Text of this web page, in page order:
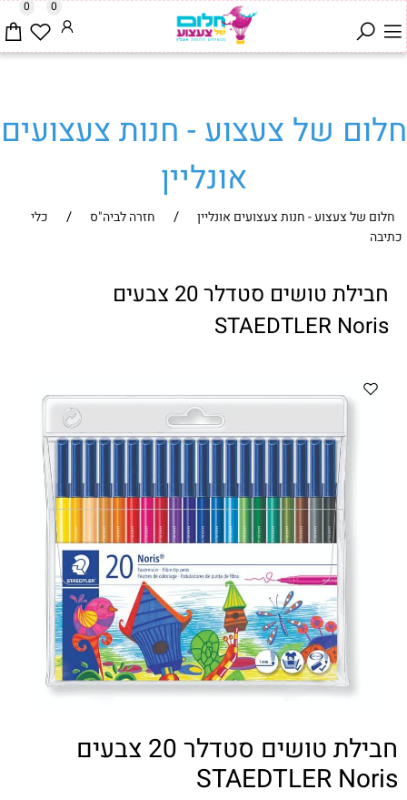
0 0
חלום של צעצוע - חנות צעצועים
אונליין
חלום של צעצוע - חנות צעצועים אונליין / חזרה לביה"ס /
כלי
כתיבה
חבילת טושים סטדלר 20 צבעים
STAEDTLER Noris
חבילת טושים סטדלר 20 צבעים
STAEDTLER Noris